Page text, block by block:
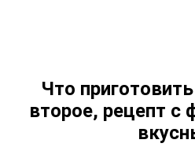
Что
второе, рецепт с